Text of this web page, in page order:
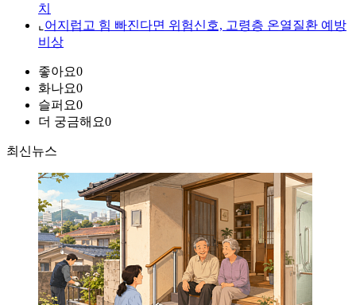
치
⌞ 어지럽고 힘 빠진다면 위험신호, 고령층 온열질환 예방
비상
좋아요0
화나요0
슬퍼요0
더 궁금해요0
최신뉴스